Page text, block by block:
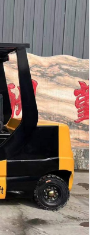
Эта модель